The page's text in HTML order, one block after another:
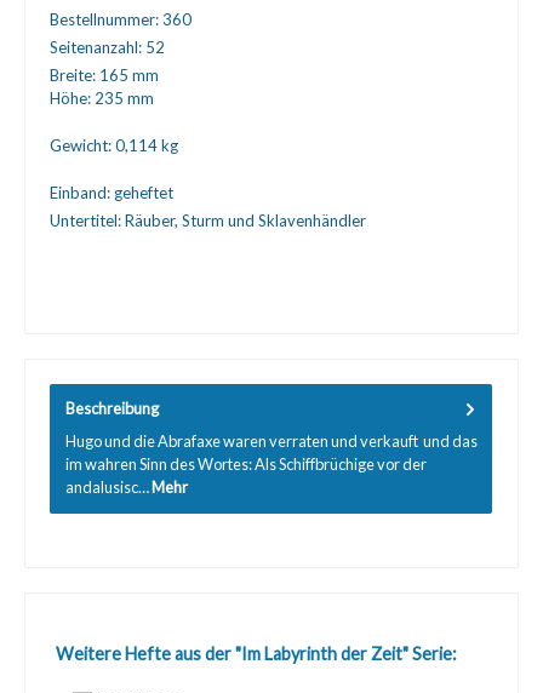
Bestellnummer:360
Seitenanzahl: 52
Breite: 165 mm
Höhe: 235 mm
Gewicht:0,114 kg
Einband: geheftet
Untertitel:Räuber, Sturm und Sklavenhändler
Beschreibung
Hugo und die Abrafaxe waren verraten und verkauft  und das
im wahren Sinn des Wortes: Als Schiffbrüchige vor der
andalusisc…Mehr
Produktgalerie überspringen
Weitere Hefte aus der "Im Labyrinth der Zeit" Serie: